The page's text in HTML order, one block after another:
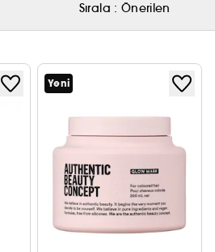
Sırala : Önerilen
Yeni